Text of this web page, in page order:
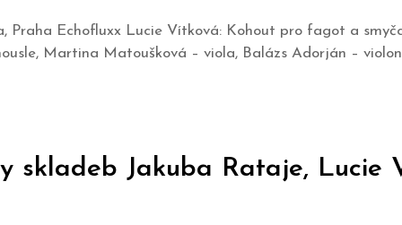
Praha Echofluxx Lucie Vítková: Kohout pro fagot a
Martina Matoušková – viola, Balázs Adorján –
skladeb Jakuba Rataje, Lucie